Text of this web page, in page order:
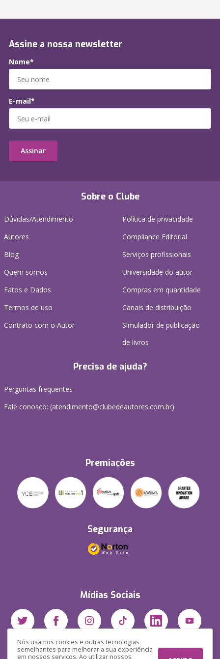
Nós usamos cookies e outras tecnologias
semelhantes para melhorar a sua experiência
em nossos serviços. Ao utilizar nossos
Sobre o Clube
Dúvidas/Atendimento
Autores
Blog
Quem somos
Fatos e Dados
Termos de uso
Contrato com o Autor
Política de privacidade
Compliance Editorial
Serviços profissionais
Universidade do autor
Compras em quantidade
Canais de distribuição
Simulador de publicação
de livros
Precisa de ajuda?
Perguntas frequentes
Fale conosco: (atendimento@clubedeautores.com.br)
Premiações
Segurança
Mídias Sociais
Assine a nossa newsletter
Nome*
E-mail*
Assinar